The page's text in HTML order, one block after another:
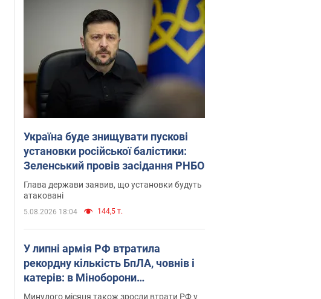
Україна буде знищувати пускові
установки російської балістики:
Зеленський провів засідання РНБО
Глава держави заявив, що установки будуть
атаковані
5.08.2026 18:04 144,5 т.
У липні армія РФ втратила
рекордну кількість БпЛА, човнів і
катерів: в Міноборони
оприлюднили статистику
Минулого місяця також зросли втрати РФ у